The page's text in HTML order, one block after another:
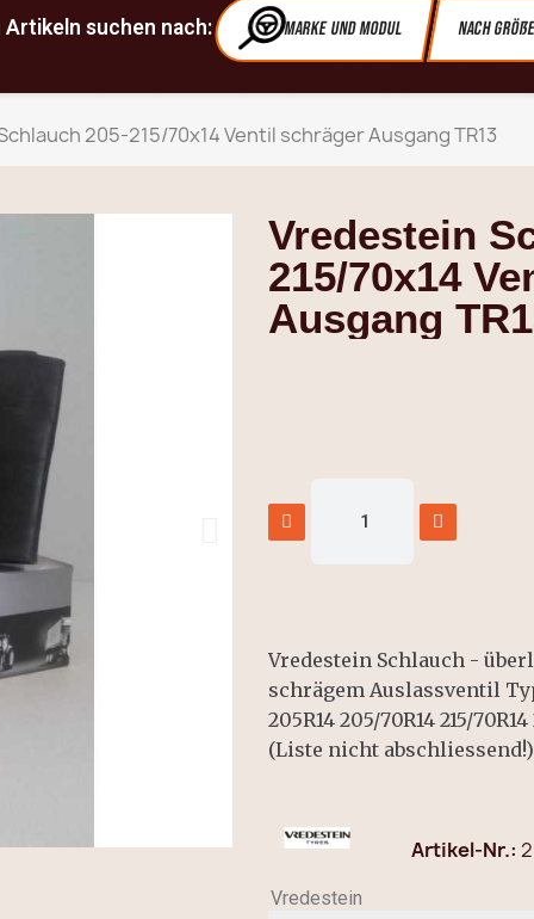
Artikeln suchen nach: Marke und Modul Nach
205-215/70x14 Ventil schräger Ausgang TR13
Vredestein
215/70x14
Ausgang
Vredestein Schlauch -
schrägem Auslassventil
205R14 205/70R14 215/
(Liste nicht abschliessend!)
Vredestein
Artikel-Nr.